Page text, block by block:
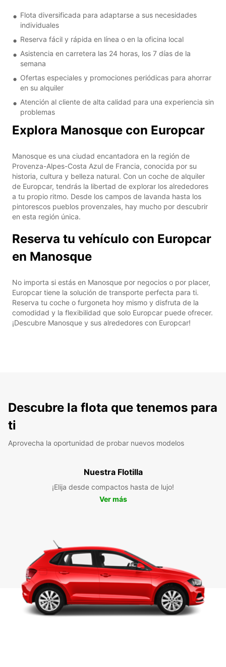
Flota diversificada para adaptarse a sus necesidades
individuales
Reserva fácil y rápida en línea o en la oficina local
Asistencia en carretera las 24 horas, los 7 días de la
semana
Ofertas especiales y promociones periódicas para ahorrar
en su alquiler
Atención al cliente de alta calidad para una experiencia sin
problemas
Explora Manosque con Europcar
Manosque es una ciudad encantadora en la región de
Provenza-Alpes-Costa Azul de Francia, conocida por su
historia, cultura y belleza natural. Con un coche de alquiler
de Europcar, tendrás la libertad de explorar los alrededores
a tu propio ritmo. Desde los campos de lavanda hasta los
pintorescos pueblos provenzales, hay mucho por descubrir
en esta región única.
Reserva tu vehículo con Europcar
en Manosque
No importa si estás en Manosque por negocios o por placer,
Europcar tiene la solución de transporte perfecta para ti.
Reserva tu coche o furgoneta hoy mismo y disfruta de la
comodidad y la flexibilidad que solo Europcar puede ofrecer.
¡Descubre Manosque y sus alrededores con Europcar!
Descubre la flota que tenemos para
ti
Aprovecha la oportunidad de probar nuevos modelos
Nuestra Flotilla
¡Elija desde compactos hasta de lujo!
Ver más